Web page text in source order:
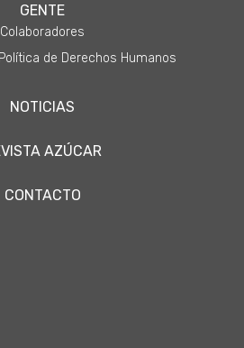
GENTE
Colaboradores
de Derechos Humanos
NOTICIAS
AZÚCAR
CONTACTO